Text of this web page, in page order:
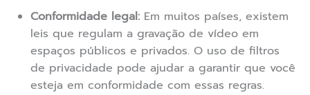
Conformidade legal: Em muitos países, existem
leis que regulam a gravação de vídeo em
espaços públicos e privados. O uso de filtros
de privacidade pode ajudar a garantir que você
esteja em conformidade com essas regras.